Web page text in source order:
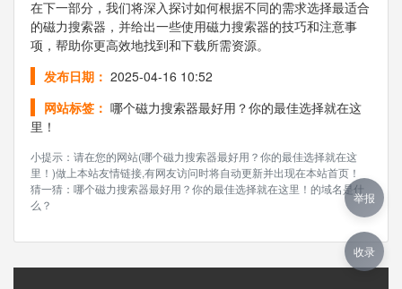
在下一部分，我们将深入探讨如何根据不同的需求选择最适合
的磁力搜索器，并给出一些使用磁力搜索器的技巧和注意事
项，帮助你更高效地找到和下载所需资源。
发布日期： 2025-04-16 10:52
网站标签： 哪个磁力搜索器最好用？你的最佳选择就在这
里！
小提示：请在您的网站(哪个磁力搜索器最好用？你的最佳选择就在这
里！)做上本站友情链接,有网友访问时将自动更新并出现在本站首页！
猜一猜：哪个磁力搜索器最好用？你的最佳选择就在这里！的域名是什
么？
举报
收录